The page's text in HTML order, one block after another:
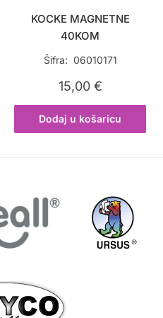
KOCKE MAGNETNE
40KOM
Šifra: 06010171
15,00 €
Dodaj u košaricu